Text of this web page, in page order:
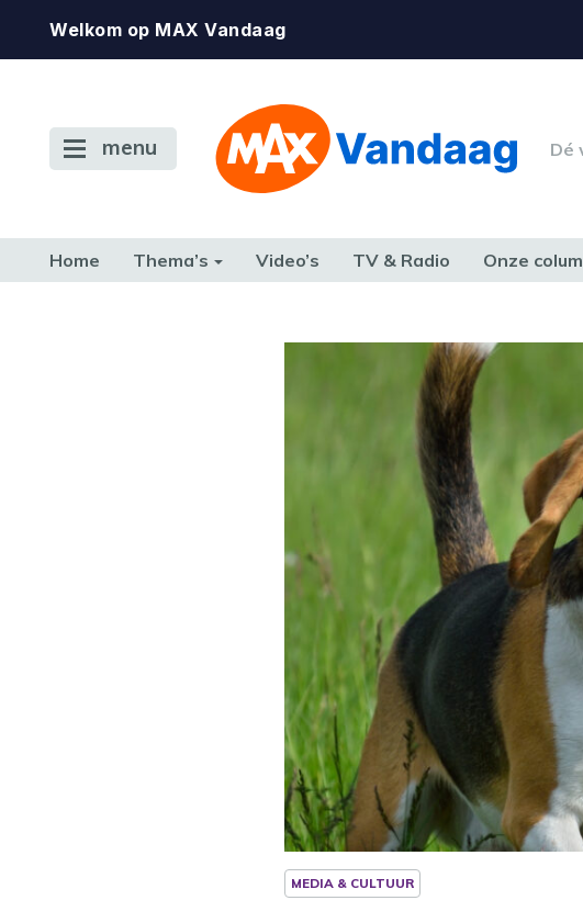
Welkom op MAX Vandaag
menu Dé
Home Thema’s Video’s TV & Radio Onze
MEDIA & CULTUUR